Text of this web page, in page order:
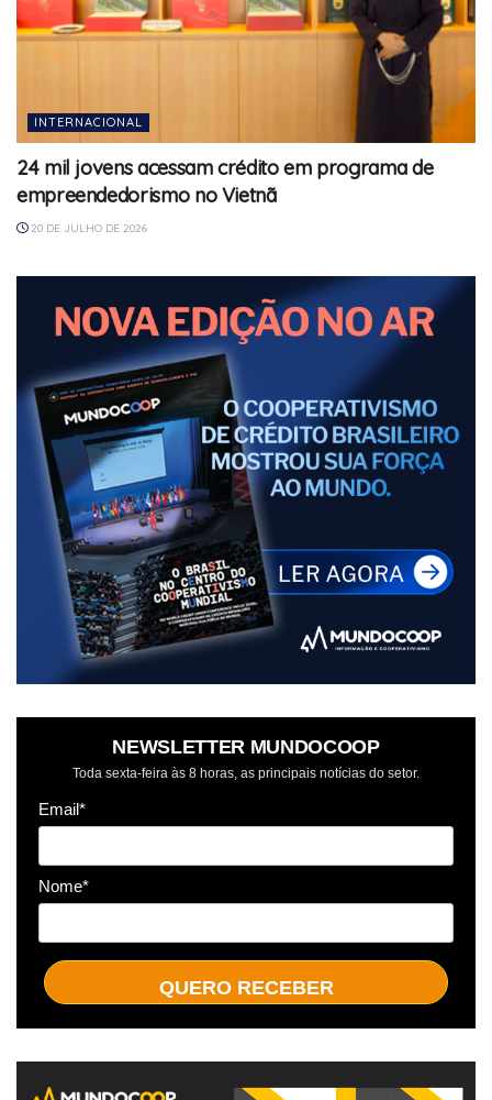
INTERNACIONAL
24 mil jovens acessam crédito em programa de
empreendedorismo no Vietnã
20 DE JULHO DE 2026
NEWSLETTER MUNDOCOOP
Toda sexta-feira às 8 horas, as principais notícias do setor.
Email*
Nome*
QUERO RECEBER